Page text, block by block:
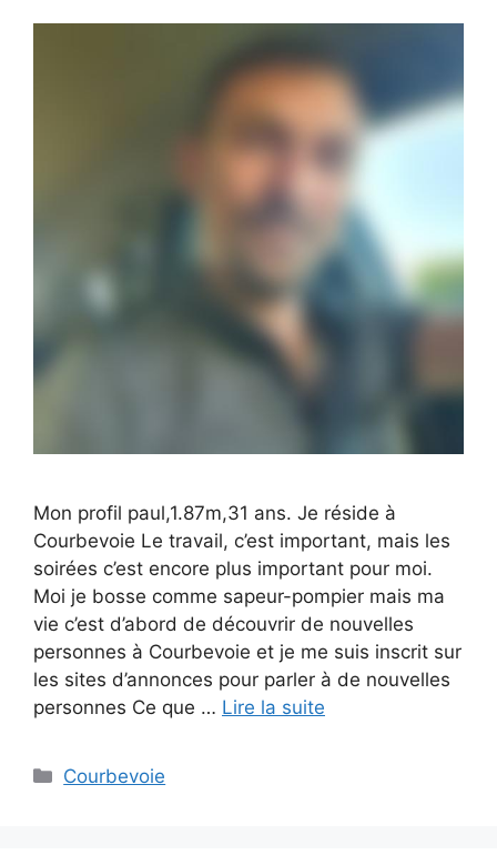
Mon profil paul,1.87m,31 ans. Je réside à
Courbevoie Le travail, c’est important, mais les
soirées c’est encore plus important pour moi.
Moi je bosse comme sapeur-pompier mais ma
vie c’est d’abord de découvrir de nouvelles
personnes à Courbevoie et je me suis inscrit sur
les sites d’annonces pour parler à de nouvelles
personnes Ce que … Lire la suite
Catégories
Courbevoie